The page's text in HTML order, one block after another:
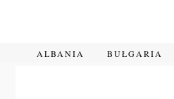
ALBANIA BUŁGARIA